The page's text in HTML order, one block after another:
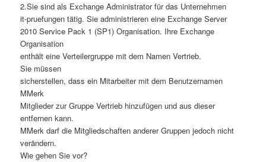
2.Sie sind als Exchange Administrator für das Unternehmen
it-pruefungen tätig. Sie administrieren eine Exchange Server
2010 Service Pack 1 (SP1) Organisation. Ihre Exchange
Organisation
enthält eine Verteilergruppe mit dem Namen Vertrieb.
Sie müssen
sicherstellen, dass ein Mitarbeiter mit dem Benutzernamen
MMerk
Mitglieder zur Gruppe Vertrieb hinzufügen und aus dieser
entfernen kann.
MMerk darf die Mitgliedschaften anderer Gruppen jedoch nicht
verändern.
Wie gehen Sie vor?